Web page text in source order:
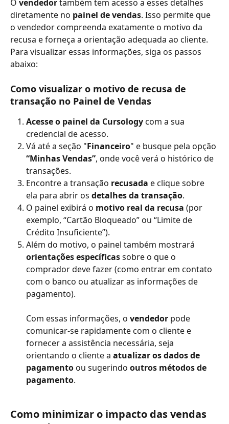
O vendedor também tem acesso a esses detalhes
diretamente no painel de vendas. Isso permite que
o vendedor compreenda exatamente o motivo da
recusa e forneça a orientação adequada ao cliente.
Para visualizar essas informações, siga os passos
abaixo:
Como visualizar o motivo de recusa de
transação no Painel de Vendas
Acesse o painel da Cursology com a sua
credencial de acesso.
Vá até a seção "Financeiro" e busque pela opção
“Minhas Vendas”, onde você verá o histórico de
transações.
Encontre a transação recusada e clique sobre
ela para abrir os detalhes da transação.
O painel exibirá o motivo real da recusa (por
exemplo, “Cartão Bloqueado” ou “Limite de
Crédito Insuficiente”).
Além do motivo, o painel também mostrará
orientações específicas sobre o que o
comprador deve fazer (como entrar em contato
com o banco ou atualizar as informações de
pagamento).
Com essas informações, o vendedor pode
comunicar-se rapidamente com o cliente e
fornecer a assistência necessária, seja
orientando o cliente a atualizar os dados de
pagamento ou sugerindo outros métodos de
pagamento.
Como minimizar o impacto das vendas